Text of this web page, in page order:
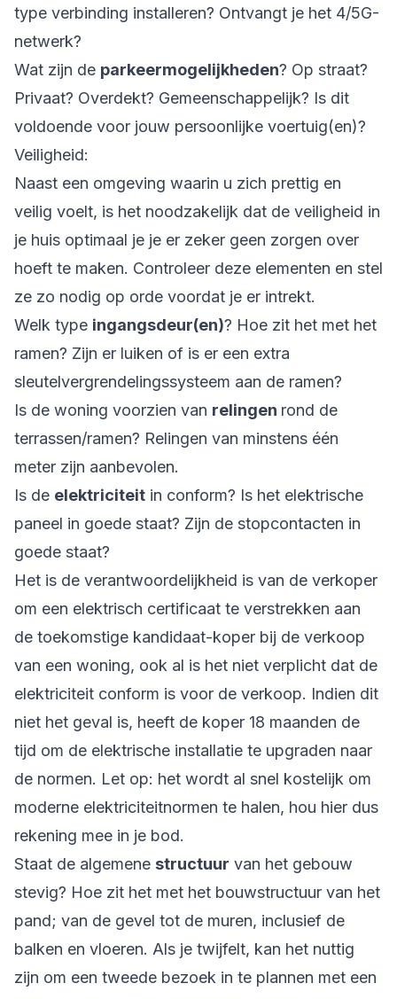
type verbinding installeren? Ontvangt je het 4/5G-
netwerk?
Wat zijn de parkeermogelijkheden? Op straat?
Privaat? Overdekt? Gemeenschappelijk? Is dit
voldoende voor jouw persoonlijke voertuig(en)?
Veiligheid:
Naast een omgeving waarin u zich prettig en
veilig voelt, is het noodzakelijk dat de veiligheid in
je huis optimaal je je er zeker geen zorgen over
hoeft te maken. Controleer deze elementen en stel
ze zo nodig op orde voordat je er intrekt.
Welk type ingangsdeur(en)? Hoe zit het met het
ramen? Zijn er luiken of is er een extra
sleutelvergrendelingssysteem aan de ramen?
Is de woning voorzien van relingen rond de
terrassen/ramen? Relingen van minstens één
meter zijn aanbevolen.
Is de elektriciteit in conform? Is het elektrische
paneel in goede staat? Zijn de stopcontacten in
goede staat?
Het is de verantwoordelijkheid is van de verkoper
om een elektrisch certificaat te verstrekken aan
de toekomstige kandidaat-koper bij de verkoop
van een woning, ook al is het niet verplicht dat de
elektriciteit conform is voor de verkoop. Indien dit
niet het geval is, heeft de koper 18 maanden de
tijd om de elektrische installatie te upgraden naar
de normen. Let op: het wordt al snel kostelijk om
moderne elektriciteitnormen te halen, hou hier dus
rekening mee in je bod.
Staat de algemene structuur van het gebouw
stevig? Hoe zit het met het bouwstructuur van het
pand; van de gevel tot de muren, inclusief de
balken en vloeren. Als je twijfelt, kan het nuttig
zijn om een tweede bezoek in te plannen met een